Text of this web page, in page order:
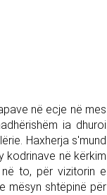
në ecje në mes
ia dhuroi
Haxherja s'mund
kodrinave në kërkim
to, për vizitorin e
mësyn shtëpinë për